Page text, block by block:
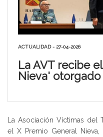
ACTUALIDAD - 27-04-2026
La AVT recibe
Nieva' otorgado
La Asociación Víctimas
el X Premio General